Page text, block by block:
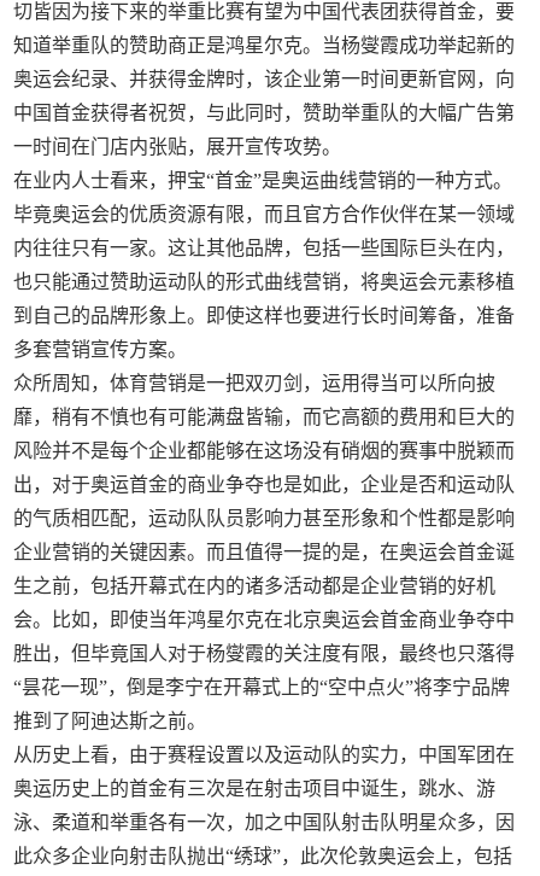
切皆因为接下来的举重比赛有望为中国代表团获得首金，要
知道举重队的赞助商正是鸿星尔克。当杨燮霞成功举起新的
奥运会纪录、并获得金牌时，该企业第一时间更新官网，向
中国首金获得者祝贺，与此同时，赞助举重队的大幅广告第
一时间在门店内张贴，展开宣传攻势。
在业内人士看来，押宝“首金”是奥运曲线营销的一种方式。
毕竟奥运会的优质资源有限，而且官方合作伙伴在某一领域
内往往只有一家。这让其他品牌，包括一些国际巨头在内，
也只能通过赞助运动队的形式曲线营销，将奥运会元素移植
到自己的品牌形象上。即使这样也要进行长时间筹备，准备
多套营销宣传方案。
众所周知，体育营销是一把双刃剑，运用得当可以所向披
靡，稍有不慎也有可能满盘皆输，而它高额的费用和巨大的
风险并不是每个企业都能够在这场没有硝烟的赛事中脱颖而
出，对于奥运首金的商业争夺也是如此，企业是否和运动队
的气质相匹配，运动队队员影响力甚至形象和个性都是影响
企业营销的关键因素。而且值得一提的是，在奥运会首金诞
生之前，包括开幕式在内的诸多活动都是企业营销的好机
会。比如，即使当年鸿星尔克在北京奥运会首金商业争夺中
胜出，但毕竟国人对于杨燮霞的关注度有限，最终也只落得
“昙花一现”，倒是李宁在开幕式上的“空中点火”将李宁品牌
推到了阿迪达斯之前。
从历史上看，由于赛程设置以及运动队的实力，中国军团在
奥运历史上的首金有三次是在射击项目中诞生，跳水、游
泳、柔道和举重各有一次，加之中国队射击队明星众多，因
此众多企业向射击队抛出“绣球”，此次伦敦奥运会上，包括